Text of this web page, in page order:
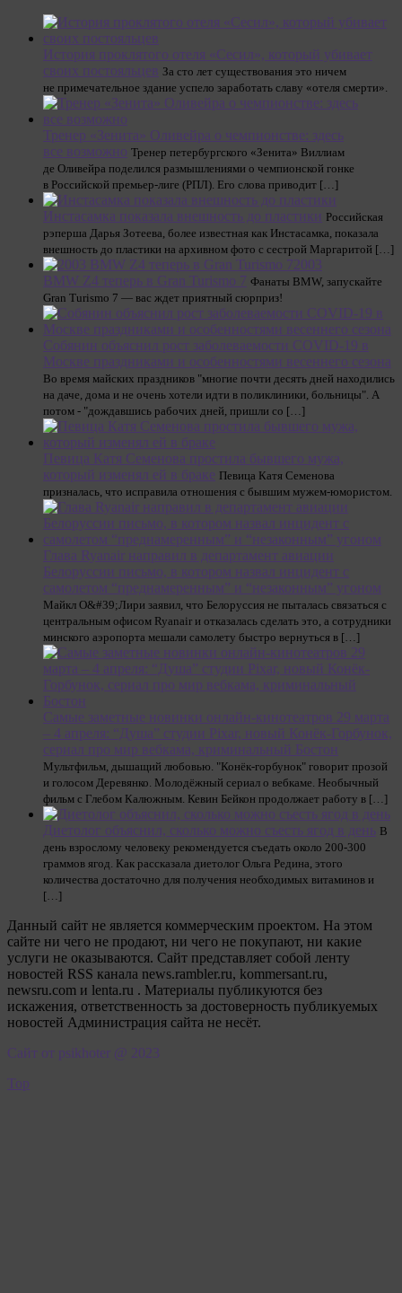
История проклятого отеля «Сесил», который убивает
своих постояльцев За сто лет существования это ничем
не примечательное здание успело заработать славу «отеля смерти».
Тренер «Зенита» Оливейра о чемпионстве: здесь
все возможно Тренер петербургского «Зенита» Виллиам
де Оливейра поделился размышлениями о чемпионской гонке
в Российской премьер-лиге (РПЛ). Его слова приводит […]
Инстасамка показала внешность до пластики Российская
рэперша Дарья Зотеева, более известная как Инстасамка, показала
внешность до пластики на архивном фото с сестрой Маргаритой […]
2003
BMW Z4 теперь в Gran Turismo 7 Фанаты BMW, запускайте
Gran Turismo 7 — вас ждет приятный сюрприз!
Собянин объяснил рост заболеваемости COVID-19 в
Москве праздниками и особенностями весеннего сезона
Во время майских праздников "многие почти десять дней находились
на даче, дома и не очень хотели идти в поликлиники, больницы". А
потом - "дождавшись рабочих дней, пришли со […]
Певица Катя Семенова простила бывшего мужа,
который изменял ей в браке Певица Катя Семенова
призналась, что исправила отношения с бывшим мужем-юмористом.
Глава Ryanair направил в департамент авиации
Белоруссии письмо, в котором назвал инцидент с
самолетом “преднамеренным” и “незаконным” угоном
Майкл О&#39;Лири заявил, что Белоруссия не пыталась связаться с
центральным офисом Ryanair и отказалась сделать это, а сотрудники
минского аэропорта мешали самолету быстро вернуться в […]
Самые заметные новинки онлайн-кинотеатров 29 марта
– 4 апреля: “Душа” студии Pixar, новый Конёк-Горбунок,
сериал про мир вебкама, криминальный Бостон
Мультфильм, дышащий любовью. "Конёк-горбунок" говорит прозой
и голосом Деревянко. Молодёжный сериал о вебкаме. Необычный
фильм с Глебом Калюжным. Кевин Бейкон продолжает работу в […]
Диетолог объяснил, сколько можно съесть ягод в день В
день взрослому человеку рекомендуется съедать около 200-300
граммов ягод. Как рассказала диетолог Ольга Редина, этого
количества достаточно для получения необходимых витаминов и
[…]
Данный сайт не является коммерческим проектом. На этом
сайте ни чего не продают, ни чего не покупают, ни какие
услуги не оказываются. Сайт представляет собой ленту
новостей RSS канала news.rambler.ru, kommersant.ru,
newsru.com и lenta.ru . Материалы публикуются без
искажения, ответственность за достоверность публикуемых
новостей Администрация сайта не несёт.
Сайт от psikhoter @ 2023
Top